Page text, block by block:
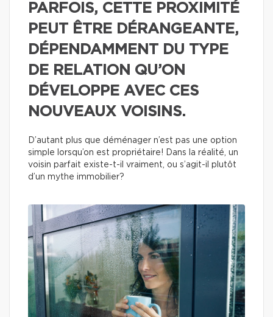
PARFOIS, CETTE PROXIMITÉ
PEUT ÊTRE DÉRANGEANTE,
DÉPENDAMMENT DU TYPE
DE RELATION QU’ON
DÉVELOPPE AVEC CES
NOUVEAUX VOISINS.
D’autant plus que déménager n’est pas une option
simple lorsqu’on est propriétaire! Dans la réalité, un
voisin parfait existe-t-il vraiment, ou s’agit-il plutôt
d’un mythe immobilier?